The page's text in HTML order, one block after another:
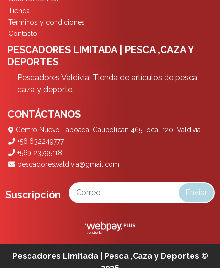
Tienda
Términos y condiciones
Contacto
PESCADORES LIMITADA | PESCA ,CAZA Y
DEPORTES
Pescadores Valdivia: Tienda de artículos de pesca,
caza y deporte.
CONTÁCTANOS
Centro Nuevo Taboada, Caupolicán 465 local 120, Valdivia
+56 632249777
+569 23795118
pescadores.valdivia@gmail.com
Suscripción Enviar
Pescadores Limitada | Pesca ,Caza y Deportes ©
2026